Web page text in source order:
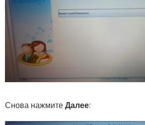
Снова нажмите Далее: